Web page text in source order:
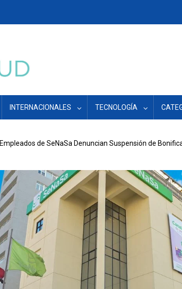
INTERNACIONALES TECNOLOGÍA
Empleados de SeNaSa Denuncian Suspensión de